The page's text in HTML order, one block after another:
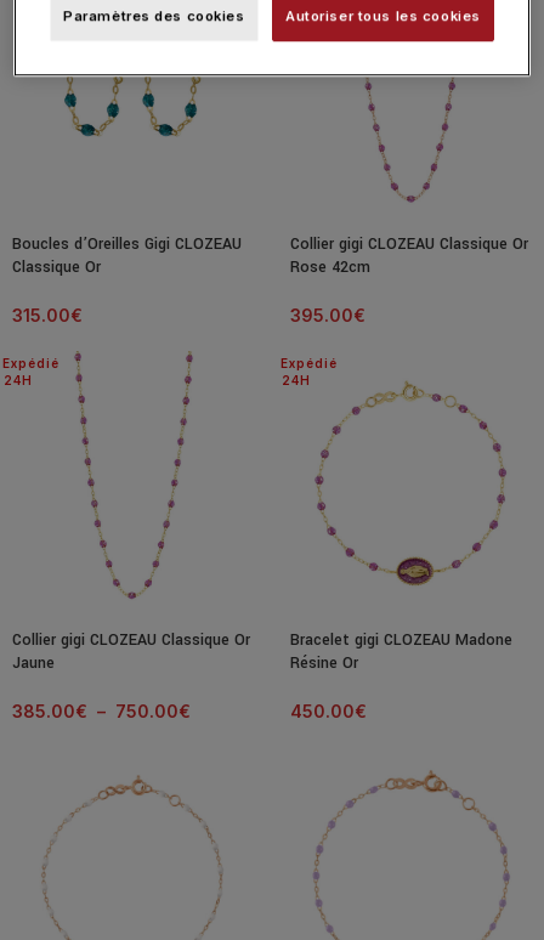
Boucles d’Oreilles Gigi CLOZEAU
Classique Or
315.00€
Collier gigi CLOZEAU Classique Or
Rose 42cm
395.00€
24H
Expédié
Collier gigi CLOZEAU Classique Or
Jaune
385.00€ – 750.00€
24H
Expédié
Bracelet gigi CLOZEAU Madone
Résine Or
450.00€
Paramètres des cookies Autoriser tous les cookies